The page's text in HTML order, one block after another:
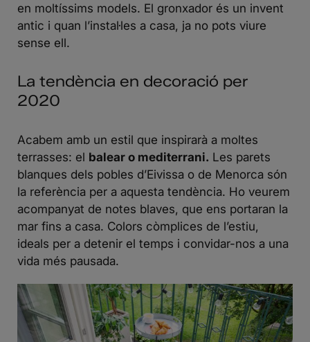
en moltíssims models. El gronxador és un invent
antic i quan l’instal·les a casa, ja no pots viure
sense ell.
La tendència en decoració per
2020
Acabem amb un estil que inspirarà a moltes
terrasses: el balear o mediterrani. Les parets
blanques dels pobles d’Eivissa o de Menorca són
la referència per a aquesta tendència. Ho veurem
acompanyat de notes blaves, que ens portaran la
mar fins a casa. Colors còmplices de l’estiu,
ideals per a detenir el temps i convidar-nos a una
vida més pausada.